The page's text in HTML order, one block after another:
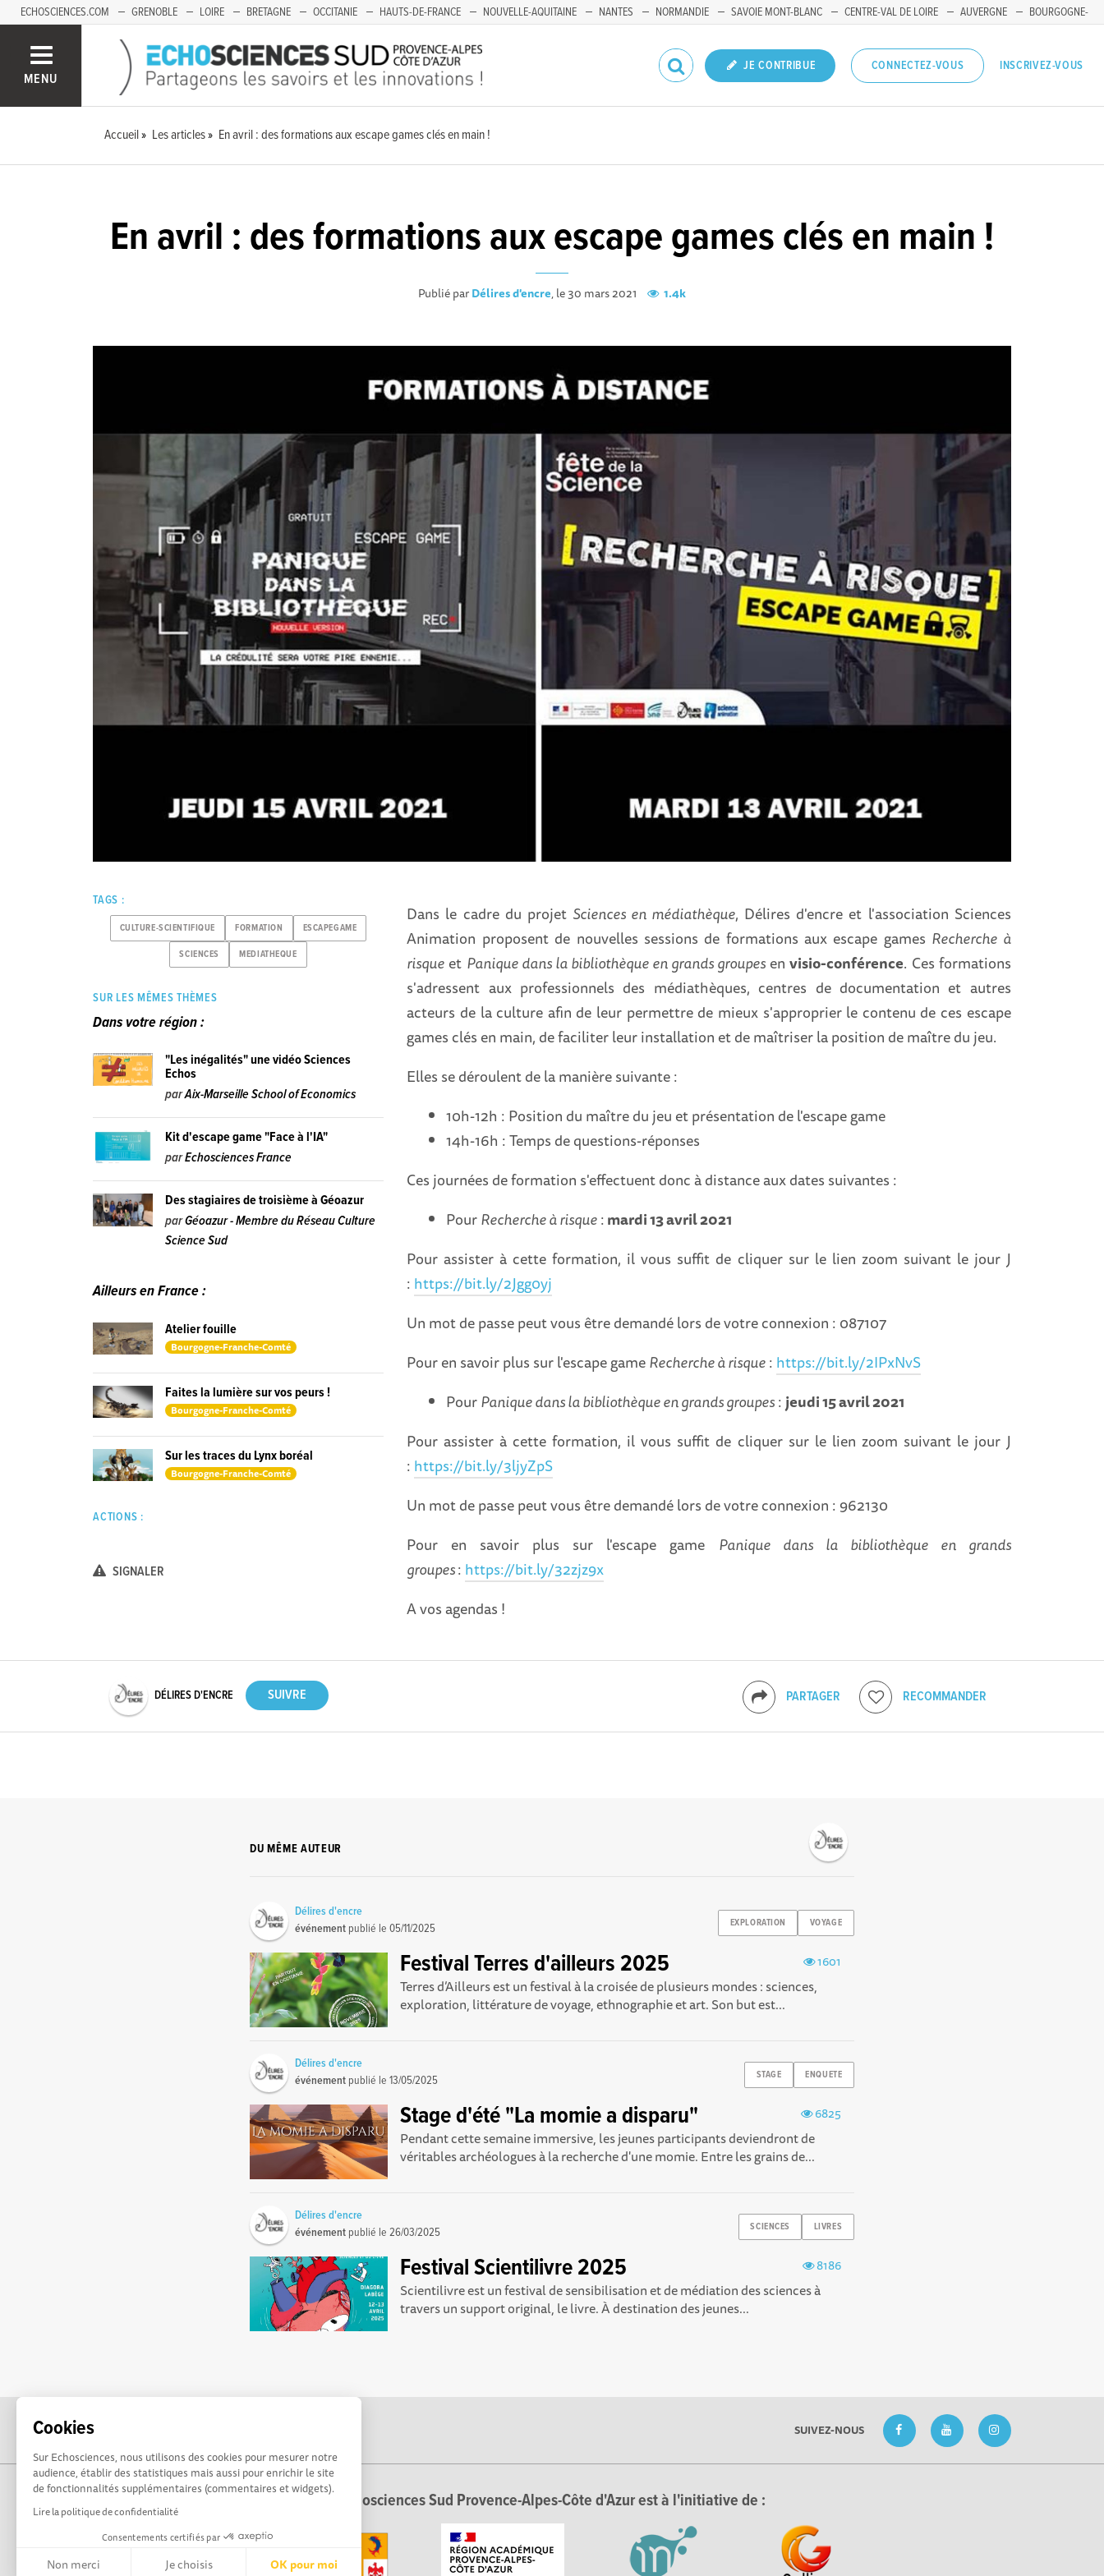
Cookies
Sur Echosciences, nous utilisons des cookies pour mesurer notre
audience, établir des statistiques mais aussi pour enrichir le site
de fonctionnalités supplémentaires (commentaires et widgets).
Lire la politique de confidentialité
Consentements certifiés par
Non merci Je choisis OK pour moi
ECHOSCIENCES.COM GRENOBLE LOIRE BRETAGNE OCCITANIE HAUTS-DE-FRANCE NOUVELLE-AQUITAINE NANTES NORMANDIE SAVOIE MONT-BLANC CENTRE-VAL DE LOIRE AUVERGNE
BOURGOGNE-
MENU
JE CONTRIBUE CONNECTEZ-VOUS INSCRIVEZ-VOUS
Accueil Les articles En avril : des formations aux escape games clés en main !
En avril : des formations aux escape games clés en main !
Publié parDélires d'encre, le 30 mars 2021 1.4k
Dans le cadre du projet Sciences en médiathèque, Délires d'encre et l'association Sciences
Animation proposent de nouvelles sessions de formations aux escape games Recherche à
risque et Panique dans la bibliothèque en grands groupes envisio-conférence. Ces formations
s'adressent aux professionnels des médiathèques, centres de documentation et autres
acteurs de la culture afin de leur permettre de mieux s'approprier le contenu de ces escape
games clés en main, de faciliter leur installation et de maîtriser la position de maître du jeu.
Elles se déroulent de la manière suivante :
10h-12h : Position du maître du jeu et présentation de l'escape game
14h-16h : Temps de questions-réponses
Ces journées de formation s'effectuent donc à distance aux dates suivantes :
PourRecherche à risque:mardi 13 avril 2021
Pour assister à cette formation, il vous suffit de cliquer sur le lien zoom suivant le jour J
: https://bit.ly/2Jgg0yj
Un mot de passe peut vous être demandé lors de votre connexion : 087107
Pour en savoir plus sur l'escape gameRecherche à risque: https://bit.ly/2IPxNvS
PourPanique dans la bibliothèque en grands groupes: jeudi 15 avril 2021
Pour assister à cette formation, il vous suffit de cliquer sur le lien zoom suivant le jour J
: https://bit.ly/3ljyZpS
Un mot de passe peut vous être demandé lors de votre connexion : 962130
Pour en savoir plus sur l'escape game Panique dans la bibliothèque en grands
groupes: https://bit.ly/32zjz9x
A vos agendas !
TAGS :
CULTURE-SCIENTIFIQUE FORMATION ESCAPEGAME
SCIENCES MEDIATHEQUE
SUR LES MÊMES THÈMES
Dans votre région :
"Les inégalités" une vidéo Sciences
Echos
parAix-Marseille School of Economics
Kit d'escape game "Face à l'IA"
parEchosciences France
Des stagiaires de troisième à Géoazur
parGéoazur - Membre du Réseau Culture
Science Sud
Ailleurs en France :
Atelier fouille
Bourgogne-Franche-Comté
Faites la lumière sur vos peurs !
Bourgogne-Franche-Comté
Sur les traces du Lynx boréal
Bourgogne-Franche-Comté
ACTIONS :
SIGNALER
PARTAGER RECOMMANDER
DÉLIRES D'ENCRE
DU MÊME AUTEUR
EXPLORATION VOYAGE
Délires d'encre
événement publié le05/11/2025
1601
Festival Terres d'ailleurs 2025
Terres d’Ailleurs est un festival à la croisée de plusieurs mondes : sciences,
exploration, littérature de voyage, ethnographie et art. Son but est...
STAGE ENQUETE
Délires d'encre
événement publié le13/05/2025
6825
Stage d'été "La momie a disparu"
Pendant cette semaine immersive, les jeunes participants deviendront de
véritables archéologues à la recherche d'une momie. Entre les grains de...
SCIENCES LIVRES
Délires d'encre
événement publié le26/03/2025
8186
Festival Scientilivre 2025
Scientilivre est un festival de sensibilisation et de médiation des sciences à
travers un support original, le livre. À destination des jeunes...
SUIVEZ-NOUS
Echosciences Sud Provence-Alpes-Côte d'Azur est à l'initiative de :